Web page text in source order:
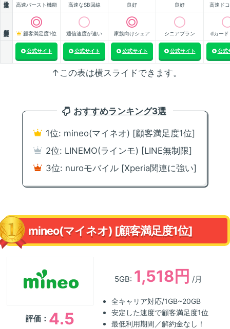
高速バースト機能 高速なSB回線 良好 良好 高速ド
顧客満足度1位 通信速度が速い 家族向けシェア シニアプラン dカード
公式サイト 公式サイト 公式サイト 公式サイト 公式
↑この表は横スライドできます。
おすすめランキング3選
1位: mineo(マイネオ) [顧客満足度1位]
2位: LINEMO(ラインモ) [LINE無制限]
3位: nuroモバイル [Xperia関連に強い]
mineo(マイネオ) [顧客満足度1位]
評価： 4.5
5GB: 1,518円 /月
全キャリア対応/1GB~20GB
安定した速度で顧客満足度1位
最低利用期間／解約金なし！